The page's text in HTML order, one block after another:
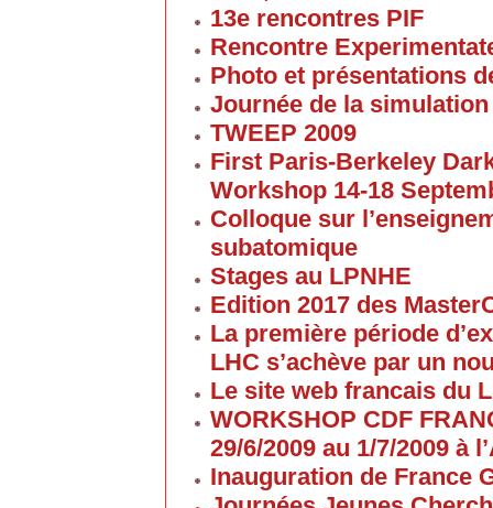
13e rencontres PIF
Rencontre
Photo et présentations
Journée de la simulation
TWEEP 2009
First Paris-Berkeley
Workshop 14-18
Colloque sur
subatomique
Stages au LPNHE
Edition 2017 des
La première période
LHC s’achève par un
Le site web francais du
WORKSHOP CDF
29/6/2009 au 1/7/2009 à
Inauguration de France